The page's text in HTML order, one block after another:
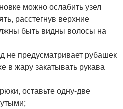
можно ослабить узел
расстегнув верхние
быть видны волосы на
не предусматривает рубашек
в жару закатывать рукава
оставьте одну-две